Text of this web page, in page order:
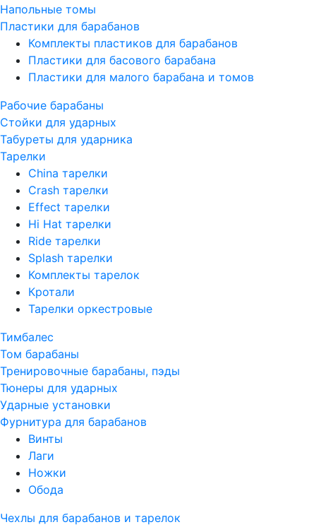
Напольные томы
Пластики для барабанов
Комплекты пластиков для барабанов
Пластики для басового барабана
Пластики для малого барабана и томов
Рабочие барабаны
Стойки для ударных
Табуреты для ударника
Тарелки
China тарелки
Crash тарелки
Effect тарелки
Hi Hat тарелки
Ride тарелки
Splash тарелки
Комплекты тарелок
Кротали
Тарелки оркестровые
Тимбалес
Том барабаны
Тренировочные барабаны, пэды
Тюнеры для ударных
Ударные установки
Фурнитура для барабанов
Винты
Лаги
Ножки
Обода
Чехлы для барабанов и тарелок